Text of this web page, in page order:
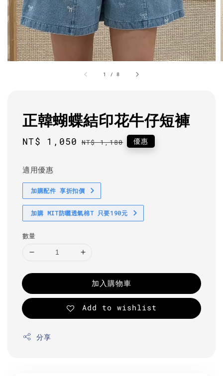
1 / 8
正韓蝴蝶結印花牛仔短褲
Sale
NT$ 1,050 Regular
NT$ 1,180 優惠
適用優惠
加購配件 享折扣價
加購 MIT防曬透氣棉T 只要190元
數量
加入購物車
Add to wishlist
分享